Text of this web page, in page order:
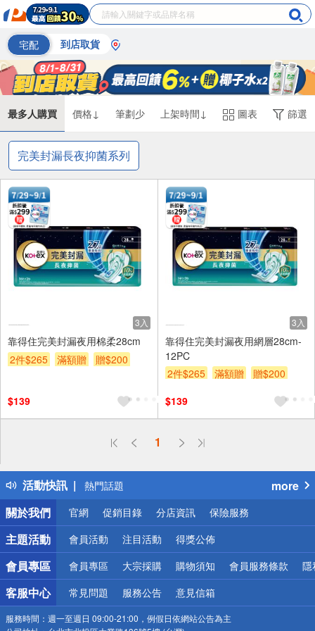
宅配 到店取貨
最多人購買 價格↓ 筆劃少 上架時間↓ 圖表 篩選
完美封漏長夜抑菌系列
3入
靠得住完美封漏夜用棉柔28cm
2件$265
滿額贈 贈$200
$139
3入
靠得住完美封漏夜用網層28cm-
12PC
2件$265
滿額贈
贈$200
$139
1
活動快訊
偏遠地區配送
得獎公告
熱門話題
銀行優惠
偏遠地區配送
詐騙網頁！請小心！
more
關於我們
官網 促銷目錄 分店資訊 保險服務
主題活動 會員活動 注目活動 得獎公佈
會員專區 會員專區 大宗採購 購物須知 會員服務條款 隱
客服中心 常見問題 服務公告 意見信箱
服務時間： 週一至週日 09:00-21:00，例假日依網站公告為主